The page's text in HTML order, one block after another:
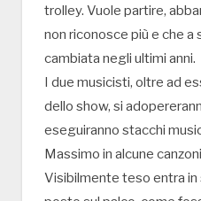
trolley. Vuole partire,
non riconosce più e che a
cambiata negli ultimi anni.
I due musicisti, oltre ad
dello show, si
eseguiranno stacchi
Massimo in alcune
Visibilmente teso entra in